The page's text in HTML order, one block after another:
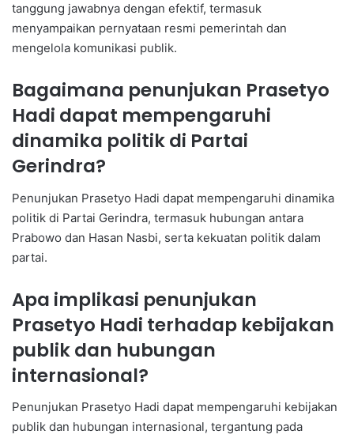
tanggung jawabnya dengan efektif, termasuk
menyampaikan pernyataan resmi pemerintah dan
mengelola komunikasi publik.
Bagaimana penunjukan Prasetyo
Hadi dapat mempengaruhi
dinamika politik di Partai
Gerindra?
Penunjukan Prasetyo Hadi dapat mempengaruhi dinamika
politik di Partai Gerindra, termasuk hubungan antara
Prabowo dan Hasan Nasbi, serta kekuatan politik dalam
partai.
Apa implikasi penunjukan
Prasetyo Hadi terhadap kebijakan
publik dan hubungan
internasional?
Penunjukan Prasetyo Hadi dapat mempengaruhi kebijakan
publik dan hubungan internasional, tergantung pada